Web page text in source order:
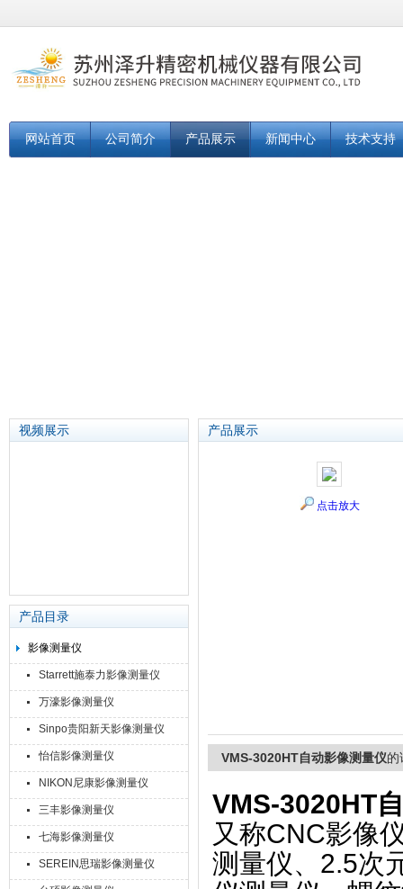
网站首页 公司简介 产品展示 新闻中心 技术支持
视频展示
产品目录
影像测量仪
Starrett施泰力影像测量仪
万濠影像测量仪
Sinpo贵阳新天影像测量仪
怡信影像测量仪
NIKON尼康影像测量仪
三丰影像测量仪
七海影像测量仪
SEREIN思瑞影像测量仪
产品展示
点击放大
VMS-3020HT自动影像测量仪的
VMS-3020HT
又称CNC影像
测量仪、2.5次